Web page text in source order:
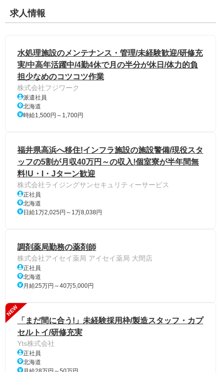
求人情報
水処理施設のメンテナンス・管理/未経験歓迎/研修充
実/中高年活躍中/4勤4休で月の半分が休日/体力的負
担少なめのコツコツ作業
株式会社フジワーク
派遣社員
北海道
時給1,500円～1,700円
福井県高浜へ移住!インフラ施設の施設警備/現役スタ
ッフの5割が月収40万円～の収入!個室寮が半年間無
料!U・I・Jターン歓迎
株式会社ライジングサンセキュリティーサービス
正社員
北海道
日給1万2,025円～1万8,038円
調剤薬局勤務の薬剤師
株式会社アイセイ薬局 アイセイ薬局 大間店
正社員
北海道
月給25万円～40万5,000円
NEW
「まだ間に合う!」未経験採用枠/製造スタッフ・カプ
セルトイ/研修充実
Yts株式会社
正社員
北海道